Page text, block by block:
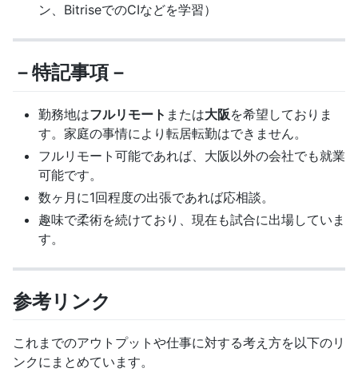
ン、BitriseでのCIなどを学習）
－特記事項－
勤務地はフルリモート または大阪を希望しておりま
す。家庭の事情により転居転勤はできません。
フルリモート可能であれば、大阪以外の会社でも就業
可能です。
数ヶ月に1回程度の出張であれば応相談。
趣味で柔術を続けており、現在も試合に出場していま
す。
参考リンク
これまでのアウトプットや仕事に対する考え方を以下のリ
ンクにまとめています。